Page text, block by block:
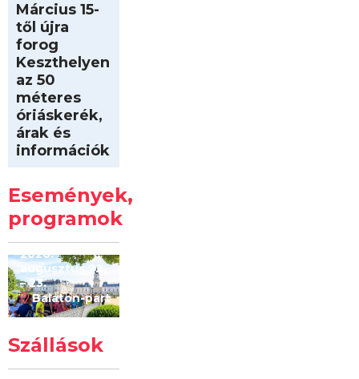
Március 15-
től újra
forog
Keszthelyen
az 50
méteres
óriáskerék,
árak és
információk
Események,
programok
Kilóméterek
2026
2026.
augusztus 22
– 23.
Balaton-part
Szállások